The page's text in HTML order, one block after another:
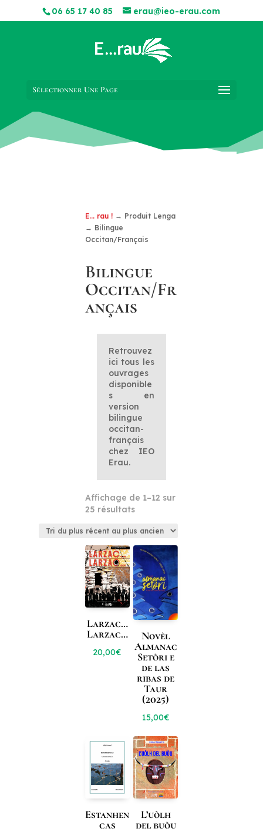
06 65 17 40 85 erau@ieo-erau.com
Sélectionner Une Page
E... rau !→ Produit Lenga
→ Bilingue
Occitan/Français
Bilingue
Occitan/Fr
ançais
Retrouvez
ici tous les
ouvrages
disponible
s en
version
bilingue
occitan-
français
chez IEO
Erau.
Affichage de 1–12 sur
25 résultatsTrié
plus
récent
au
plus
ancien
Larzac…
Larzac…
20,00€
Novèl
Almanac
Setòri e
de las
ribas de
Taur
(2025)
15,00€
Estanhen
cas
L’uòlh
del buòu